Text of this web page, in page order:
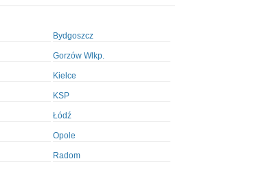
Bydgoszcz
Gorzów Wlkp.
Kielce
KSP
Łódź
Opole
Radom